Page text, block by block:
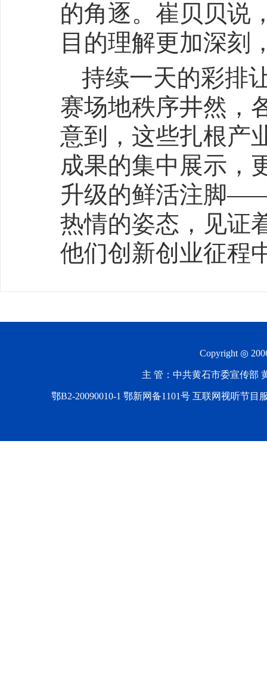
的角逐。崔贝贝说
目的理解更加深刻
持续一天的彩排
赛场地秩序井然，
意到，这些扎根产
成果的集中展示，
升级的鲜活注脚
热情的姿态，见证
他们创新创业征程
Copyright ◎
主 管：中共黄石市委宣传部
鄂B2-20090010-1 鄂新网备1101号 互联网视听节目